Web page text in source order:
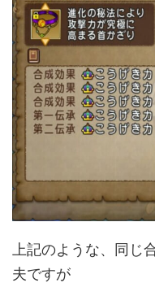
上記のような、同じ
夫ですが